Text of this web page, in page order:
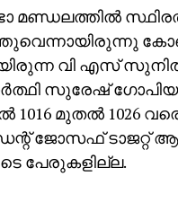
വി എസ്
സുരേഷ്
1016 മുതല്‍ 1026
ജോസഫ് ടാജറ്റ്
പേരുകളില്ല.